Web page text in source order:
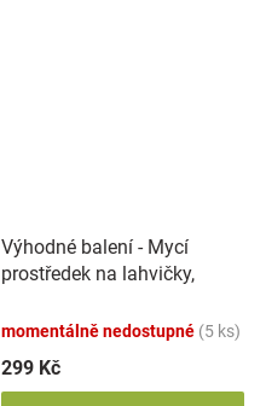
Výhodné balení - Mycí
prostředek na lahvičky,
momentálně nedostupné (5 ks)
299 Kč